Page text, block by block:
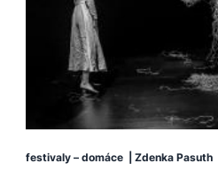
festivaly – domáce Zdenka Pasuth